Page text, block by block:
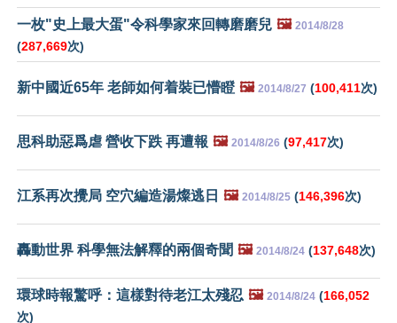
一枚"史上最大蛋"令科學家來回轉磨磨兒 🖼️ 2014/8/28
(287,669次)
新中國近65年 老師如何着裝已懵瞪 🖼️ 2014/8/27 (100,411次)
思科助惡爲虐 營收下跌 再遭報 🖼️ 2014/8/26 (97,417次)
江系再次攪局 空穴編造湯燦逃日 🖼️ 2014/8/25 (146,396次)
轟動世界 科學無法解釋的兩個奇聞 🖼️ 2014/8/24 (137,648次)
環球時報驚呼：這樣對待老江太殘忍 🖼️ 2014/8/24 (166,052
次)